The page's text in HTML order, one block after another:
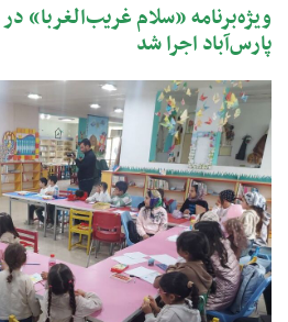
ویژه‌برنامه «سلام غریب‌الغربا»
پارس‌آباد اجرا شد